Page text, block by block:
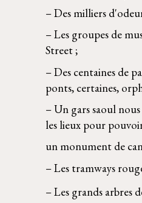
– Des milliers
– Les groupes de
Street ;
– Des centaines de
ponts, certaines,
– Un gars saoul
les lieux pour
un monument de
– Les tramways
– Les grands arbres